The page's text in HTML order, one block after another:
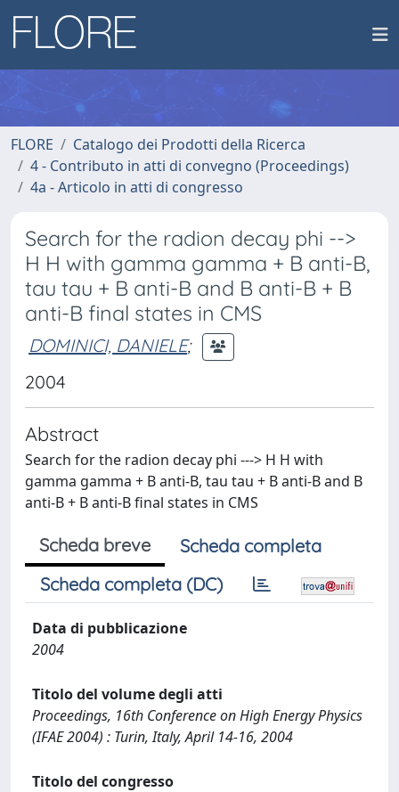
FLORE
Catalogo dei Prodotti della Ricerca
4 - Contributo in atti di convegno (Proceedings)
4a - Articolo in atti di congresso
Search for the radion decay phi -->
H H with gamma gamma + B anti-B,
tau tau + B anti-B and B anti-B + B
anti-B final states in CMS
DOMINICI, DANIELE;
2004
Abstract
Search for the radion decay phi ---> H H with
gamma gamma + B anti-B, tau tau + B anti-B and B
anti-B + B anti-B final states in CMS
Scheda breve
Scheda completa
Scheda completa (DC)
Data di pubblicazione
2004
Titolo del volume degli atti
Proceedings, 16th Conference on High Energy Physics
(IFAE 2004) : Turin, Italy, April 14-16, 2004
Titolo del congresso